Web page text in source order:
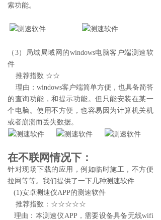
索功能。
（3）局域局域网的windows电脑客户端测速软
件
推荐指数 ☆☆
理由：windows客户端简单方便，也具备简答
的查询功能，和提示功能。但只能安装在某一
个电脑。使用不方便，也容易因为计算机关机
或者崩溃而丢失数据。
在不联网情况下：
针对现场下载的应用，例如临时施工，不方便
拉网等等。我们提供了一下几种测速软件
(1)安卓测速仪APP的测速软件
推荐指数：☆☆☆☆☆
理由：本测速仪APP，需要设备具备无线wifi